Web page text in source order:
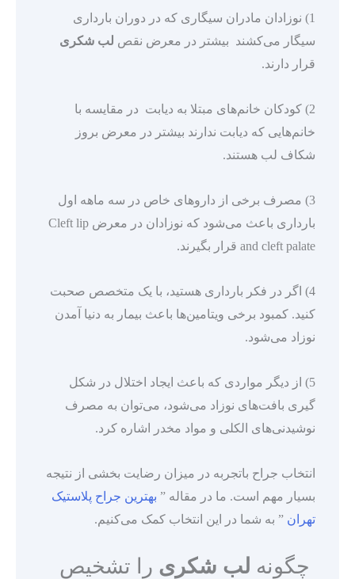
1) نوزادان مادران سیگاری که در دوران بارداری
سیگار می‌کشند بیشتر در معرض نقص لب شکری
قرار دارند.
2) کودکان خانم‌های مبتلا به دیابت در مقایسه با
خانم‌هایی که دیابت ندارند بیشتر در معرض بروز
شکاف لب هستند.
3) مصرف برخی از داروهای خاص در سه ماهه اول
بارداری باعث می‌شود که نوزادان در معرض Cleft lip
and cleft palate قرار بگیرند.
4) اگر در فکر بارداری هستید، با یک متخصص صحبت
کنید. کمبود برخی ویتامین‌ها باعث بیمار به دنیا آمدن
نوزاد می‌شود.
5) از دیگر مواردی که باعث ایجاد اختلال در شکل
گیری بافت‌های نوزاد می‌شود، می‌توان به مصرف
نوشیدنی‌های الکلی و مواد مخدر اشاره کرد.
انتخاب جراح باتجربه در میزان رضایت بخشی از نتیجه
بسیار مهم است. ما در مقاله ” بهترین جراح پلاستیک
تهران ” به شما در این انتخاب کمک می‌کنیم.
چگونه لب شکری را تشخیص